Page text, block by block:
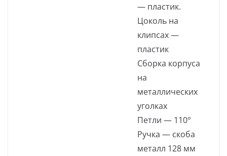
— пластик.
Цоколь на
клипсах —
пластик
Сборка корпуса
на
металлических
уголках
Петли — 110°
Ручка — скоба
металл 128 мм